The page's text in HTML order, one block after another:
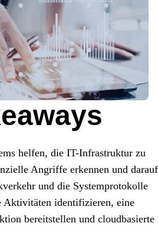
helfen, die IT-Infrastruktur zu
Angriffe erkennen und darauf
und die Systemprotokolle
Aktivitäten identifizieren, eine
bereitstellen und cloudbasierte